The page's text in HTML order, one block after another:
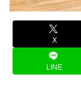
X
LINE